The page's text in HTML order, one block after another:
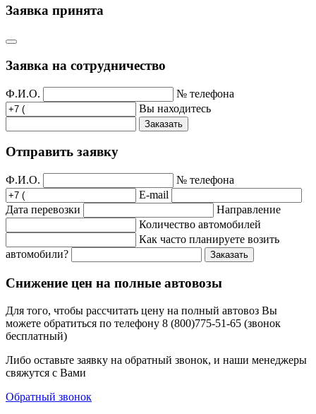
Заявка принята
Заявка на сотрудничество
Ф.И.О.
№ телефона
Вы находитесь
Заказать
Отправить заявку
Ф.И.О.
№ телефона
E-mail
Дата перевозки
Направление
Количество автомобилей
Как часто планируете возить
автомобили?
Заказать
Снижение цен на полные автовозы
Для того, чтобы рассчитать цену на полный автовоз Вы
можете обратиться по телефону 8 (800)775-51-65 (звонок
бесплатный)
Либо оставьте заявку на обратный звонок, и наши менеджеры
свяжутся с Вами
Обратный звонок